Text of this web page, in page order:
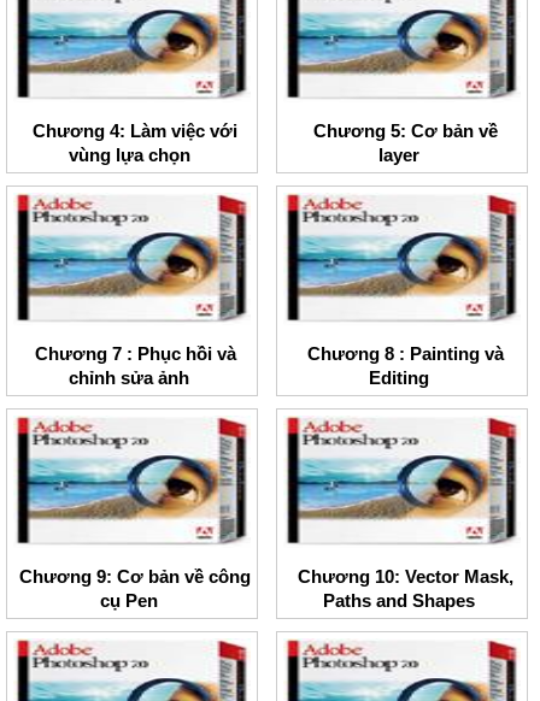
Chương 4: Làm việc với
vùng lựa chọn
Chương 5: Cơ bản về
layer
Chương 7 : Phục hồi và
chỉnh sửa ảnh
Chương 8 : Painting và
Editing
Chương 9: Cơ bản về công
cụ Pen
Chương 10: Vector Mask,
Paths and Shapes